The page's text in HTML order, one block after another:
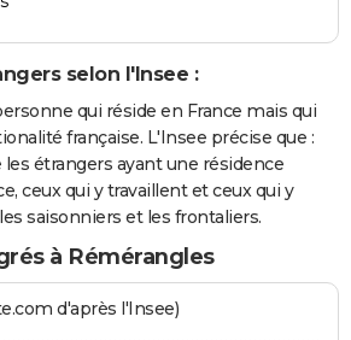
selon l'Insee :
qui réside en France mais qui
française. L'Insee précise que :
étrangers ayant une résidence
ceux qui y travaillent et ceux qui y
saisonniers et les frontaliers.
à Rémérangles
d'après l'Insee)